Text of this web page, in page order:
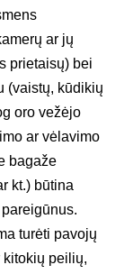
ar jų
prietaisų) bei
(vaistų, kūdikių
oro vežėjo
ar vėlavimo
bagaže
kt.) būtina
turėti pavojų
peilių,